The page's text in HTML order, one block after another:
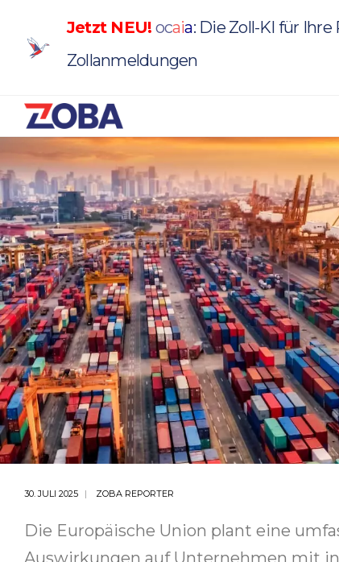
Jetzt NEU! ocaia: Die Zoll-KI für Ihre
Zollanmeldungen
30. JULI 2025 ZOBA REPORTER
Die Europäische Union plant eine
Auswirkungen auf Unternehmen mit